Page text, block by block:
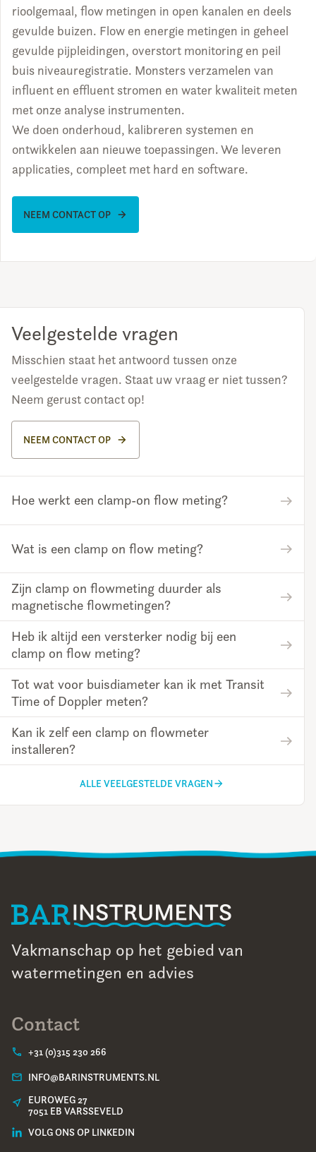
rioolgemaal, flow metingen in open kanalen en deels
gevulde buizen. Flow en energie metingen in geheel
gevulde pijpleidingen, overstort monitoring en peil
buis niveauregistratie. Monsters verzamelen van
influent en effluent stromen en water kwaliteit meten
met onze analyse instrumenten.
We doen onderhoud, kalibreren systemen en
ontwikkelen aan nieuwe toepassingen. We leveren
applicaties, compleet met hard en software.
NEEM CONTACT OP
Veelgestelde vragen
Misschien staat het antwoord tussen onze
veelgestelde vragen. Staat uw vraag er niet tussen?
Neem gerust contact op!
NEEM CONTACT OP
Hoe werkt een clamp-on flow meting?
Wat is een clamp on flow meting?
Zijn clamp on flowmeting duurder als
magnetische flowmetingen?
Heb ik altijd een versterker nodig bij een
clamp on flow meting?
Tot wat voor buisdiameter kan ik met Transit
Time of Doppler meten?
Kan ik zelf een clamp on flowmeter
installeren?
ALLE VEELGESTELDE VRAGEN
Vakmanschap op het gebied van
watermetingen en advies
Contact
+31 (0)315 230 266
INFO@BARINSTRUMENTS.NL
EUROWEG 27
7051 EB VARSSEVELD
VOLG ONS OP LINKEDIN